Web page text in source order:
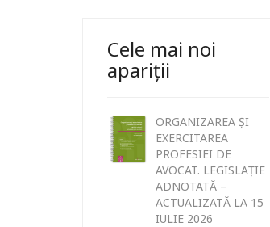
Cele mai noi
apariții
ORGANIZAREA ȘI
EXERCITAREA
PROFESIEI DE
AVOCAT. LEGISLAȚIE
ADNOTATĂ –
ACTUALIZATĂ LA 15
IULIE 2026